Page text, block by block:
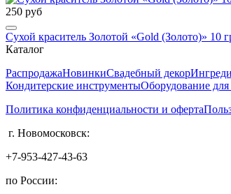
250 руб
Сухой краситель Золотой «Gold (Золото)» 10
Каталог
РаспродажаНовинкиСвадебный декор
Кондитерские инструментыОборудование для
Политика конфиденциальности и оферта
г. Новомосковск:
+7-953-427-43-63
по России: